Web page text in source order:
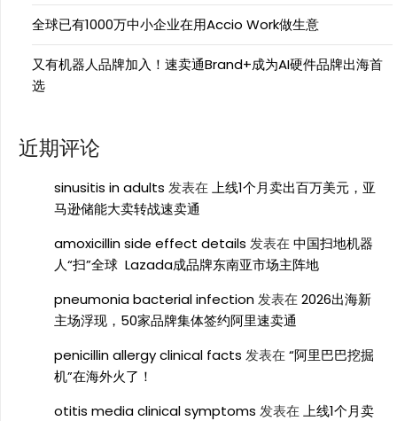
全球已有1000万中小企业在用Accio Work做生意
又有机器人品牌加入！速卖通Brand+成为AI硬件品牌出海首
选
近期评论
sinusitis in adults 发表在 上线1个月卖出百万美元，亚
马逊储能大卖转战速卖通
amoxicillin side effect details 发表在 中国扫地机器
人“扫”全球 Lazada成品牌东南亚市场主阵地
pneumonia bacterial infection发表在 2026出海新
主场浮现，50家品牌集体签约阿里速卖通
penicillin allergy clinical facts 发表在 “阿里巴巴挖掘
机”在海外火了！
otitis media clinical symptoms 发表在 上线1个月卖